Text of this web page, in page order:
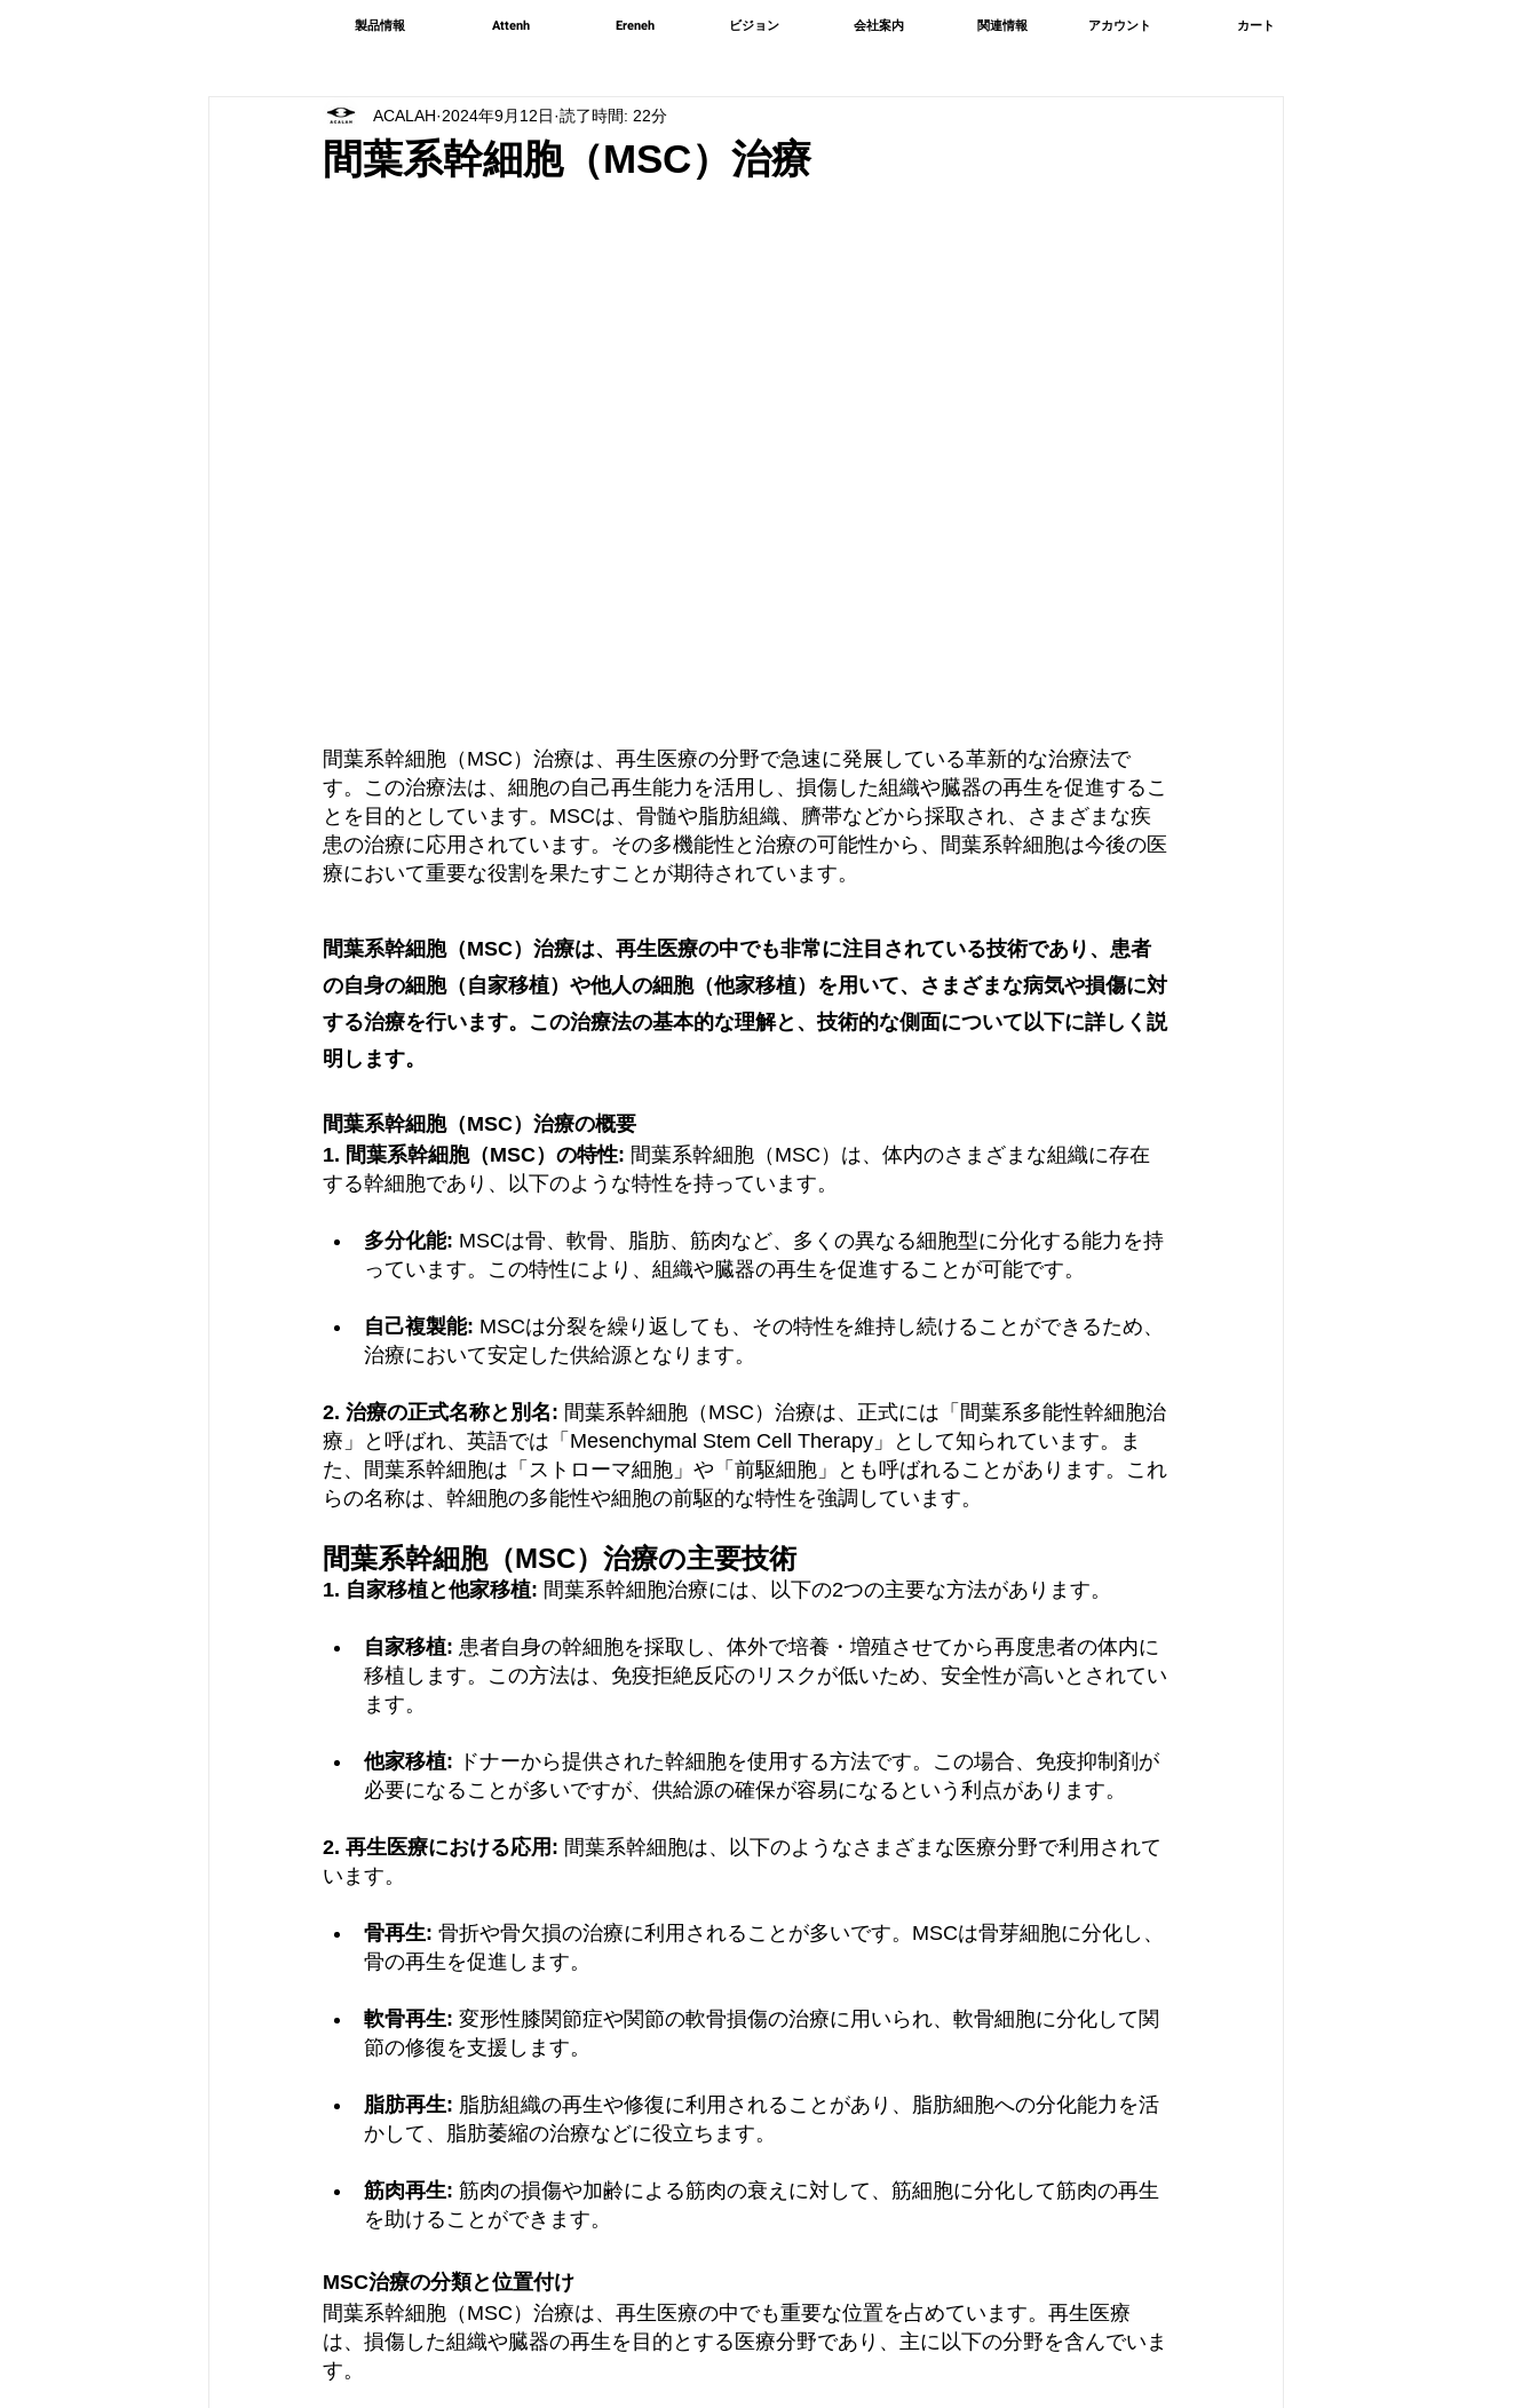
製品情報 Attenh Ereneh ビジョン 会社案内 関連情報 アカウント カート
間葉系幹細胞（MSC）治療
ACALAH 2024年9月12日 読了時間: 22分
間葉系幹細胞（MSC）治療は、再生医療の分野で急速に発展している革新的な治療法で
す。この治療法は、細胞の自己再生能力を活用し、損傷した組織や臓器の再生を促進するこ
とを目的としています。MSCは、骨髄や脂肪組織、臍帯などから採取され、さまざまな疾
患の治療に応用されています。その多機能性と治療の可能性から、間葉系幹細胞は今後の医
療において重要な役割を果たすことが期待されています。
間葉系幹細胞（MSC）治療は、再生医療の中でも非常に注目されている技術であり、患者
の自身の細胞（自家移植）や他人の細胞（他家移植）を用いて、さまざまな病気や損傷に対
する治療を行います。この治療法の基本的な理解と、技術的な側面について以下に詳しく説
明します。
間葉系幹細胞（MSC）治療の概要
1. 間葉系幹細胞（MSC）の特性: 間葉系幹細胞（MSC）は、体内のさまざまな組織に存在
する幹細胞であり、以下のような特性を持っています。
多分化能: MSCは骨、軟骨、脂肪、筋肉など、多くの異なる細胞型に分化する能力を持
っています。この特性により、組織や臓器の再生を促進することが可能です。
自己複製能: MSCは分裂を繰り返しても、その特性を維持し続けることができるため、
治療において安定した供給源となります。
2. 治療の正式名称と別名: 間葉系幹細胞（MSC）治療は、正式には「間葉系多能性幹細胞治
療」と呼ばれ、英語では「Mesenchymal Stem Cell Therapy」として知られています。ま
た、間葉系幹細胞は「ストローマ細胞」や「前駆細胞」とも呼ばれることがあります。これ
らの名称は、幹細胞の多能性や細胞の前駆的な特性を強調しています。
間葉系幹細胞（MSC）治療の主要技術
1. 自家移植と他家移植: 間葉系幹細胞治療には、以下の2つの主要な方法があります。
自家移植: 患者自身の幹細胞を採取し、体外で培養・増殖させてから再度患者の体内に
移植します。この方法は、免疫拒絶反応のリスクが低いため、安全性が高いとされてい
ます。
他家移植: ドナーから提供された幹細胞を使用する方法です。この場合、免疫抑制剤が
必要になることが多いですが、供給源の確保が容易になるという利点があります。
2. 再生医療における応用: 間葉系幹細胞は、以下のようなさまざまな医療分野で利用されて
います。
骨再生: 骨折や骨欠損の治療に利用されることが多いです。MSCは骨芽細胞に分化し、
骨の再生を促進します。
軟骨再生: 変形性膝関節症や関節の軟骨損傷の治療に用いられ、軟骨細胞に分化して関
節の修復を支援します。
脂肪再生: 脂肪組織の再生や修復に利用されることがあり、脂肪細胞への分化能力を活
かして、脂肪萎縮の治療などに役立ちます。
筋肉再生: 筋肉の損傷や加齢による筋肉の衰えに対して、筋細胞に分化して筋肉の再生
を助けることができます。
MSC治療の分類と位置付け
間葉系幹細胞（MSC）治療は、再生医療の中でも重要な位置を占めています。再生医療
は、損傷した組織や臓器の再生を目的とする医療分野であり、主に以下の分野を含んでいま
す。